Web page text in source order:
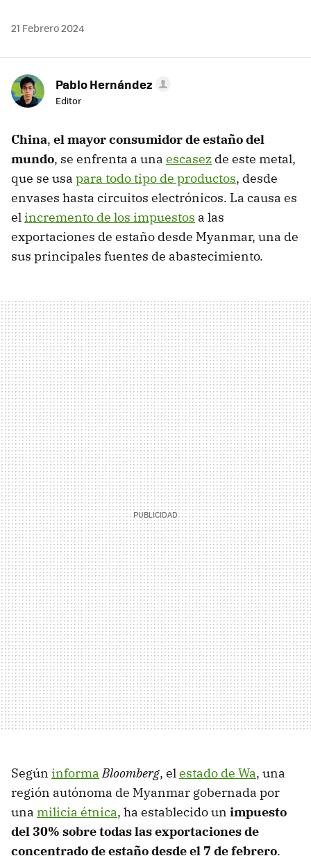
21 Febrero 2024
Pablo Hernández
Editor
China, el mayor consumidor de estaño del
mundo, se enfrenta a una escasez de este metal,
que se usa para todo tipo de productos, desde
envases hasta circuitos electrónicos. La causa es
elincremento de los impuestos a las
exportaciones de estaño desde Myanmar, una de
sus principales fuentes de abastecimiento.
Según informa Bloomberg, elestado de Wa, una
región autónoma de Myanmar gobernada por
una milicia étnica, ha establecido un impuesto
del 30% sobre todas las exportaciones de
concentrado de estaño desde el 7 de febrero.